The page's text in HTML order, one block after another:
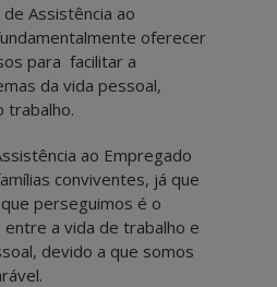
Assistência ao
oferecer
para facilitar a
da vida pessoal,
trabalho.
ao Empregado
conviventes, já que
perseguimos é o
a vida de trabalho e
devido a que somos